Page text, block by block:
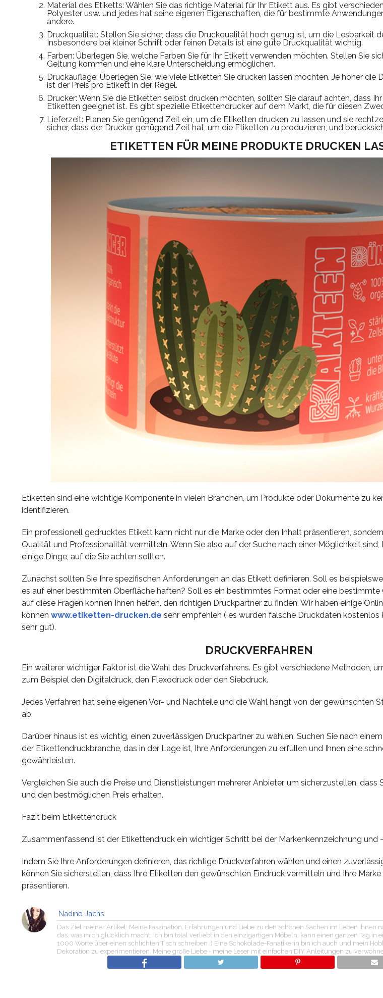
Material des Etiketts: Wählen Sie das richtige Material für Ihr Etikett aus. Es gibt
Polyester usw. und jedes hat seine eigenen Eigenschaften, die für bestimmte
andere.
Druckqualität: Stellen Sie sicher, dass die Druckqualität hoch genug ist, um die Lesbarkeit
Insbesondere bei kleiner Schrift oder feinen Details ist eine gute Druckqualität wichtig.
Farben: Überlegen Sie, welche Farben Sie für Ihr Etikett verwenden möchten. Stellen Sie
Geltung kommen und eine klare Unterscheidung ermöglichen.
Druckauflage: Überlegen Sie, wie viele Etiketten Sie drucken lassen möchten. Je höher die
ist der Preis pro Etikett in der Regel.
Drucker: Wenn Sie die Etiketten selbst drucken möchten, sollten Sie darauf achten, dass
Etiketten geeignet ist. Es gibt spezielle Etikettendrucker auf dem Markt, die für diesen
Lieferzeit: Planen Sie genügend Zeit ein, um die Etiketten drucken zu lassen und sie
sicher, dass der Drucker genügend Zeit hat, um die Etiketten zu produzieren, und
ETIKETTEN FÜR MEINE PRODUKTE DRUCKEN
Etiketten sind eine wichtige Komponente in vielen Branchen, um Produkte oder Dokumente zu
identifizieren.
Ein professionell gedrucktes Etikett kann nicht nur die Marke oder den Inhalt präsentieren,
Qualität und Professionalität vermitteln. Wenn Sie also auf der Suche nach einer Möglichkeit
einige Dinge, auf die Sie achten sollten.
Zunächst sollten Sie Ihre spezifischen Anforderungen an das Etikett definieren. Soll es
es auf einer bestimmten Oberfläche haften? Soll es ein bestimmtes Format oder eine bestimmte
auf diese Fragen können Ihnen helfen, den richtigen Druckpartner zu finden. Wir haben einige
können www.etiketten-drucken.de sehr empfehlen ( es wurden falsche Druckdaten kostenlos
sehr gut).
DRUCKVERFAHREN
Ein weiterer wichtiger Faktor ist die Wahl des Druckverfahrens. Es gibt verschiedene Methoden,
zum Beispiel den Digitaldruck, den Flexodruck oder den Siebdruck.
Jedes Verfahren hat seine eigenen Vor- und Nachteile und die Wahl hängt von der gewünschten
ab.
Darüber hinaus ist es wichtig, einen zuverlässigen Druckpartner zu wählen. Suchen Sie nach
der Etikettendruckbranche, das in der Lage ist, Ihre Anforderungen zu erfüllen und Ihnen eine
gewährleisten.
Vergleichen Sie auch die Preise und Dienstleistungen mehrerer Anbieter, um sicherzustellen,
und den bestmöglichen Preis erhalten.
Fazit beim Etikettendruck
Zusammenfassend ist der Etikettendruck ein wichtiger Schritt bei der Markenkennzeichnung und
Indem Sie Ihre Anforderungen definieren, das richtige Druckverfahren wählen und einen
können Sie sicherstellen, dass Ihre Etiketten den gewünschten Eindruck vermitteln und Ihre
präsentieren.
Nadine Jachs
Das Ziel meiner Artikel: Meine Faszination, Erfahrungen und Liebe zu den schönen Sachen im Leben Ihnen
das, was mich glücklich macht. Ich bin total verliebt in den einzigartigen Möbeln, kann einen ganzen Tag in
1000 Worte über einen schlichten Tisch schreiben :) Eine Schokolade-Fanatikerin bin ich auch und mein
Dekoration zu experimentieren. Meine große Liebe - meine Leser mit einfachen DIY Anleitungen zu